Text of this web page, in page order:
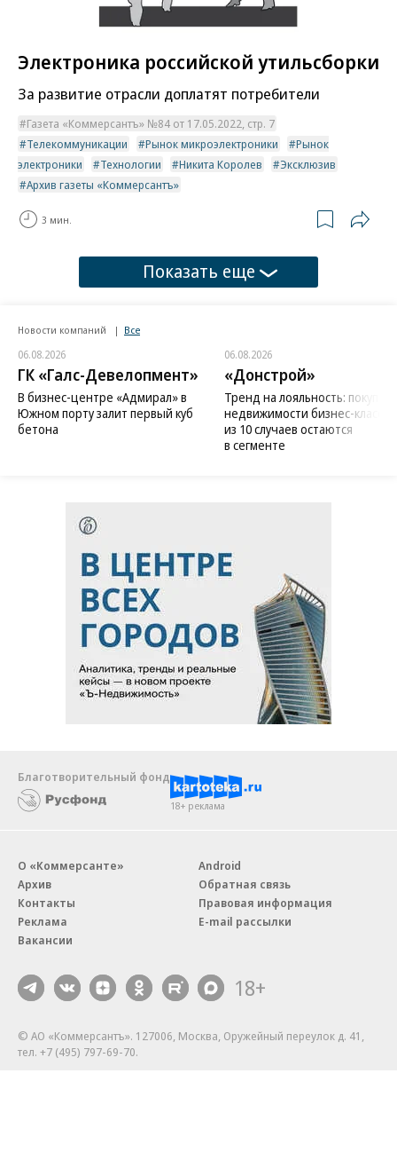
Электроника российской утильсборки
За развитие отрасли доплатят потребители
Газета «Коммерсантъ» №84 от 17.05.2022, стр. 7
Телекоммуникации
Рынок микроэлектроники
Рынок
электроники
Технологии Никита Королев
Эксклюзив
Архив газеты «Коммерсантъ»
3 мин.
Показать еще
Новости компаний Все
06.08.2026
ГК «Галс-Девелопмент»
В бизнес-центре «Адмирал» в
Южном порту залит первый куб
бетона
06.08.2026
«Донстрой»
Тренд на лояльность:
недвижимости бизнес-класса
из 10 случаев остаются
в сегменте
Благотворительный фонд
18+ реклама
О «Коммерсанте»
Архив
Контакты
Реклама
Вакансии
Android
Обратная связь
Правовая информация
E-mail рассылки
18+
© АО «Коммерсантъ». 127006, Москва, Оружейный переулок д. 41,
тел. +7 (495) 797-69-70.